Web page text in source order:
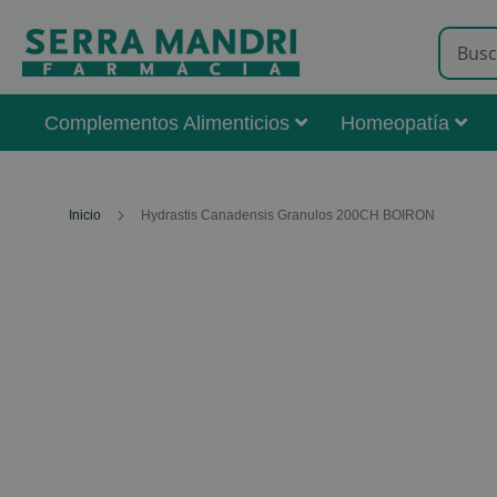
Complementos Alimenticios Homeopatía
Inicio Hydrastis Canadensis Granulos 200CH BOIRON